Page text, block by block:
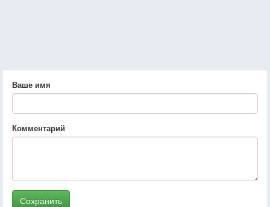
Ваше имя
Комментарий
Сохранить